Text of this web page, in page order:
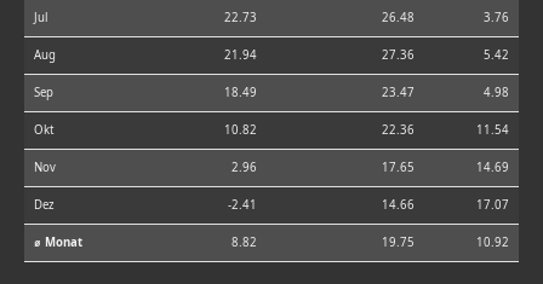
Jul 22.73 26.48 3.76
Aug 21.94 27.36 5.42
Sep 18.49 23.47 4.98
Okt 10.82 22.36 11.54
Nov 2.96 17.65 14.69
Dez -2.41 14.66 17.07
⌀ Monat 8.82 19.75 10.92